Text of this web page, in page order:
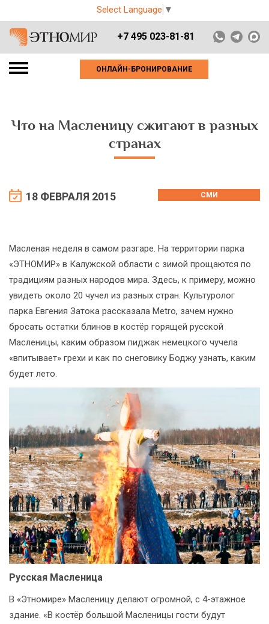
Select Language ▼
+7 495 023-81-81
ОНЛАЙН-БРОНИРОВАНИЕ
Что на Масленицу сжигают в разных
странах
18 ФЕВРАЛЯ 2015 СМИ
Масленая неделя в самом разгаре. На территории парка
«ЭТНОМИР» в Калужской области с зимой прощаются по
традициям разных народов мира. Здесь, к примеру, можно
увидеть около 20 чучел из разных стран. Культуролог
парка Евгения Затока рассказала Metro, зачем нужно
бросать остатки блинов в костёр горящей русской
Масленицы, каким образом пиджак немецкого чучела
«впитывает» грехи и как по снеговику Боджу узнать, каким
будет лето.
Русская Масленица
В «Этномире» Масленицу делают огромной, с 4-этажное
здание. «В костёр большой Масленицы гости будут